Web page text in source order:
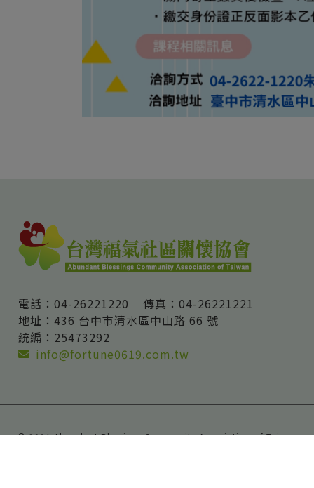
電話：04-26221220
傳真：04-26221221
地址：436 台中市清水區中山路 66 號
統編：25473292
info@fortune0619.com.tw
© 2021 Abundant Blessings Community Association of Taiwan